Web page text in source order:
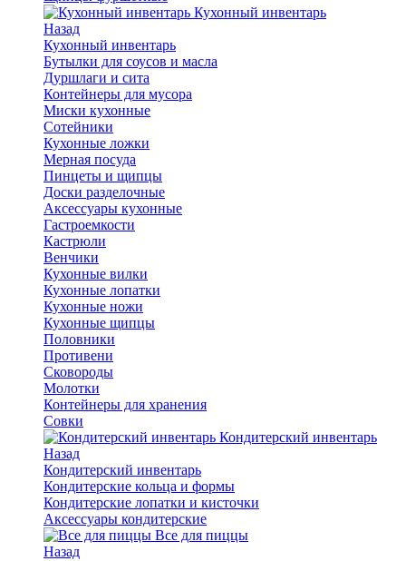
Кухонный инвентарь
Назад
Кухонный инвентарь
Бутылки для соусов и масла
Дуршлаги и сита
Контейнеры для мусора
Миски кухонные
Сотейники
Кухонные ложки
Мерная посуда
Пинцеты и щипцы
Доски разделочные
Аксессуары кухонные
Гастроемкости
Кастрюли
Венчики
Кухонные вилки
Кухонные лопатки
Кухонные ножи
Кухонные щипцы
Половники
Противени
Сковороды
Молотки
Контейнеры для хранения
Совки
Кондитерский инвентарь
Назад
Кондитерский инвентарь
Кондитерские кольца и формы
Кондитерские лопатки и кисточки
Аксессуары кондитерские
Все для пиццы
Назад